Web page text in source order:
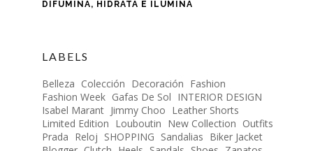
DIFUMINA, HIDRATA E ILUMINA
LABELS
Belleza Colección Decoración Fashion
Fashion Week Gafas De Sol INTERIOR DESIGN
Isabel Marant Jimmy Choo Leather Shorts
Limited Edition Louboutin New Collection Outfits
Prada Reloj SHOPPING Sandalias Biker Jacket